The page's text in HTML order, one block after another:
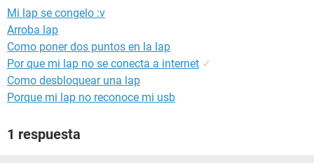
Mi lap se congelo :v
Arroba lap
Como poner dos puntos en la lap
Por que mi lap no se conecta a internet ✓
Como desbloquear una lap
Porque mi lap no reconoce mi usb
1 respuesta